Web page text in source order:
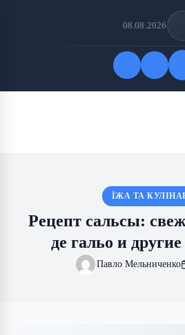
08.08.2026
ЇЖА ТА
Рецепт сальсы:
де гальо и
Павло Мельниченко